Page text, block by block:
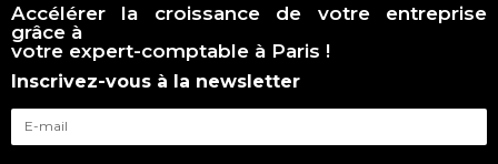
Accélérer la croissance de votre entreprise
grâce à
votre expert-comptable à Paris !
Inscrivez-vous à la newsletter